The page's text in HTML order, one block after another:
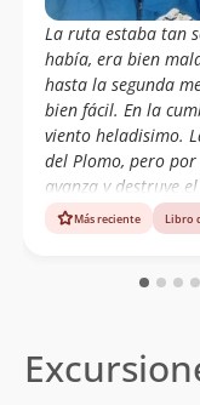
10/09/22
10/09/22
10/09/22
24/10/21
07/08/21
15/11/20
La ruta estaba tan
había, era bien
hasta la segunda
bien fácil. En la
viento heladisimo.
del Plomo, pero
avanza y destruye
menos.Más reciente Libro